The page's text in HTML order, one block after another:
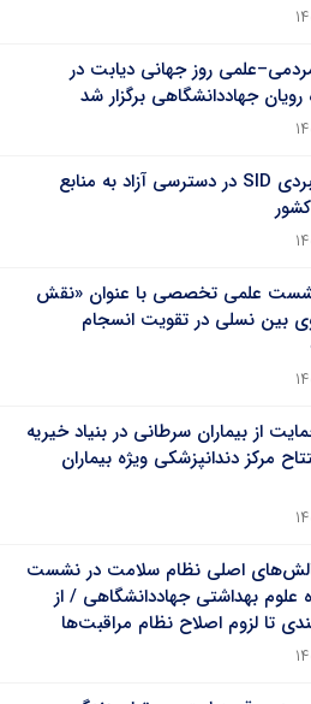
روز جهانی دیابت در
جهاددانشگاهی برگزار شد
نقش راهبردی SID در دسترسی آزاد به منابع
نشست علمی تخصصی با عنوان «نقش
بین نسلی در تقویت انسجام
از بیماران سرطانی در بنیاد خیریه
مرکز دندانپزشکی ویژه بیماران
اصلی نظام سلامت در نشست
علوم بهداشتی جهاددانشگاهی / از
تا لزوم اصلاح نظام مراقبت‌ها